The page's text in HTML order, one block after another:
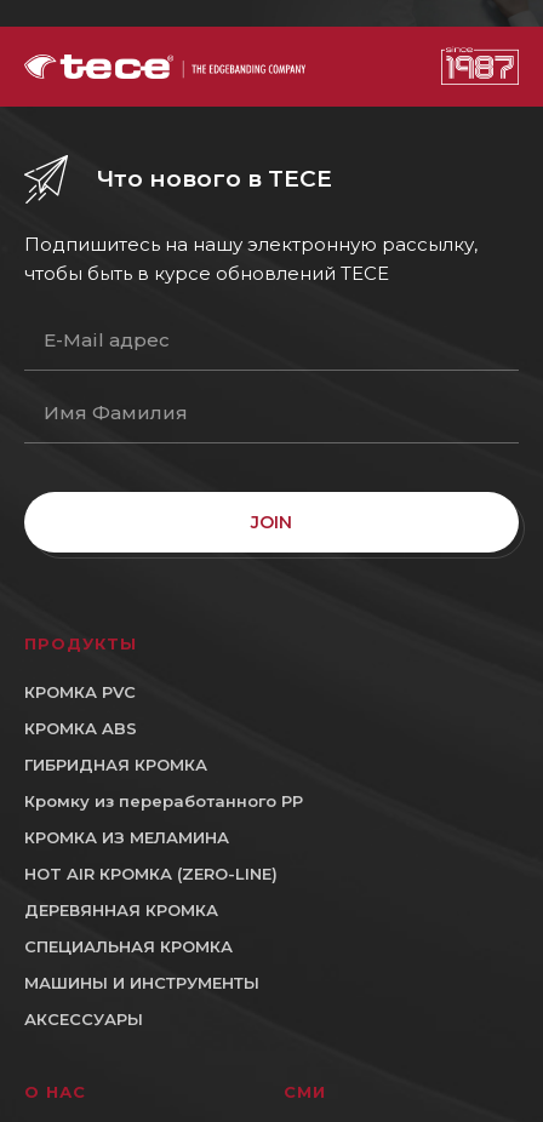
Что нового в TECE
Подпишитесь на нашу электронную рассылку,
чтобы быть в курсе обновлений TECE
JOIN
ПРОДУКТЫ
КРОМКА PVC
КРОМКА ABS
ГИБРИДНАЯ КРОМКА
Кромку из переработанного PP
КРОМКА ИЗ МЕЛАМИНА
HOT AIR КРОМКА (ZERO-LINE)
ДЕРЕВЯННАЯ КРОМКА
СПЕЦИАЛЬНАЯ КРОМКА
МАШИНЫ И ИНСТРУМЕНТЫ
АКСЕССУАРЫ
О НАС СМИ